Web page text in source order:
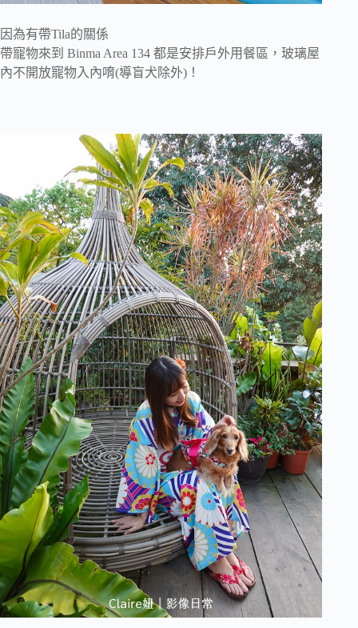
因為有帶Tila的關係
帶寵物來到 Binma Area 134 都是安排戶外用餐區，玻璃屋
內不開放寵物入內唷(導盲犬除外)！